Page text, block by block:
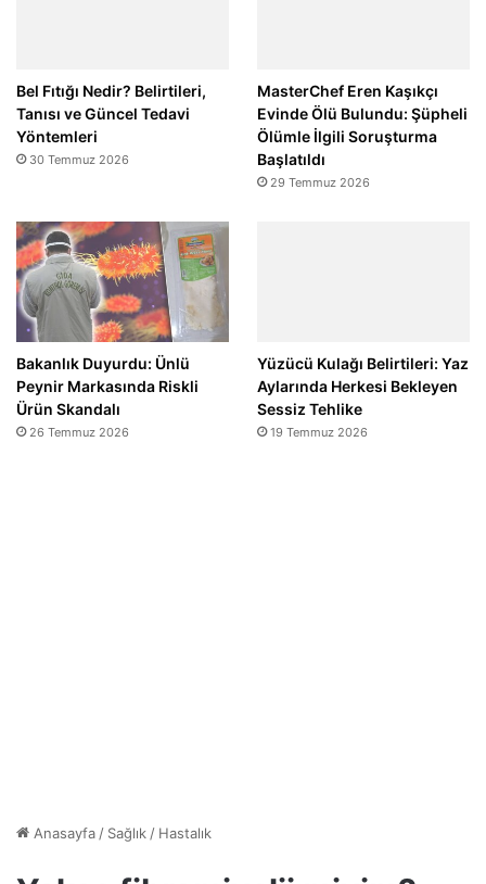
Bel Fıtığı Nedir? Belirtileri,
Tanısı ve Güncel Tedavi
Yöntemleri
30 Temmuz 2026
MasterChef Eren Kaşıkçı
Evinde Ölü Bulundu: Şüpheli
Ölümle İlgili Soruşturma
Başlatıldı
29 Temmuz 2026
Bakanlık Duyurdu: Ünlü
Peynir Markasında Riskli
Ürün Skandalı
26 Temmuz 2026
Yüzücü Kulağı Belirtileri: Yaz
Aylarında Herkesi Bekleyen
Sessiz Tehlike
19 Temmuz 2026